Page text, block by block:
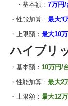
洗面室
全面リフォー
エクステリア
玄関/窓まわり
屋根/外壁
・基本額： 7万円/
・性能加算： 最大3
・上限額： 最大10万
ハイブリ
・基本額： 10万円/
・性能加算： 最大2
・上限額： 最大12万